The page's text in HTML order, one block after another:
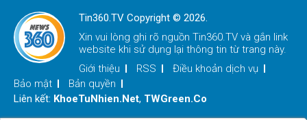
Tin360.TV Copyright © 2026.
Xin vui lòng ghi rõ nguồn Tin360.TV và gắn link
website khi sử dụng lại thông tin từ trang này.
Giới thiệu
RSS
Điều khoản dịch vụ
Bảo mật
Bản quyền
Liên kết: KhoeTuNhien.Net, TWGreen.Co